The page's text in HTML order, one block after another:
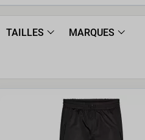
TAILLES MARQUES